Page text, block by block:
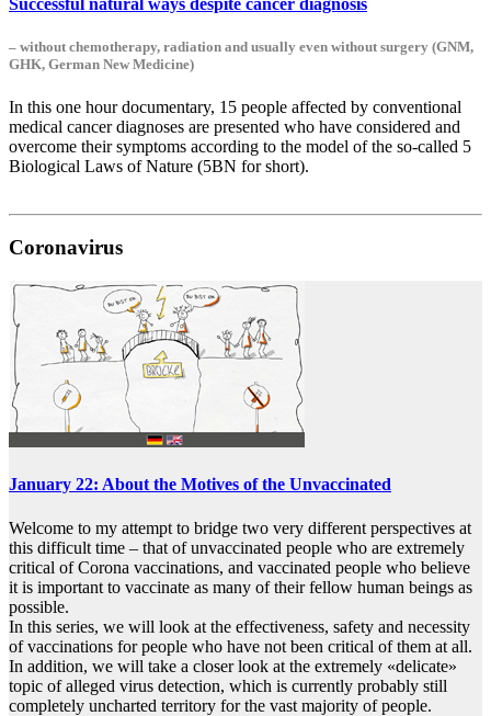
Successful natural ways despite cancer diagnosis
– without chemotherapy, radiation and usually even without surgery (GNM,
GHK, German New Medicine)
In this one hour documentary, 15 people affected by conventional
medical cancer diagnoses are presented who have considered and
overcome their symptoms according to the model of the so-called 5
Biological Laws of Nature (5BN for short).
Coronavirus
January 22: About the Motives of the Unvaccinated
Welcome to my attempt to bridge two very different perspectives at
this difficult time – that of unvaccinated people who are extremely
critical of Corona vaccinations, and vaccinated people who believe
it is important to vaccinate as many of their fellow human beings as
possible.
In this series, we will look at the effectiveness, safety and necessity
of vaccinations for people who have not been critical of them at all.
In addition, we will take a closer look at the extremely «delicate»
topic of alleged virus detection, which is currently probably still
completely uncharted territory for the vast majority of people.